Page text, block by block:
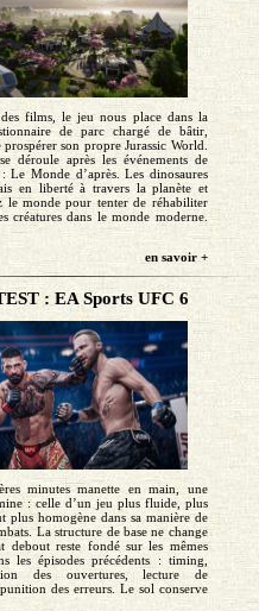
films, le jeu nous place dans la
de parc chargé de bâtir,
son propre Jurassic World.
déroule après les événements de
Le Monde d’après. Les dinosaures
en liberté à travers la planète et
le monde pour tenter de réhabiliter
créatures dans le monde moderne.
en savoir +
: EA Sports UFC 6
minutes manette en main, une
: celle d’un jeu plus fluide, plus
plus homogène dans sa manière de
La structure de base ne change
debout reste fondé sur les mêmes
les épisodes précédents : timing,
des ouvertures, lecture de
des erreurs. Le sol conserve